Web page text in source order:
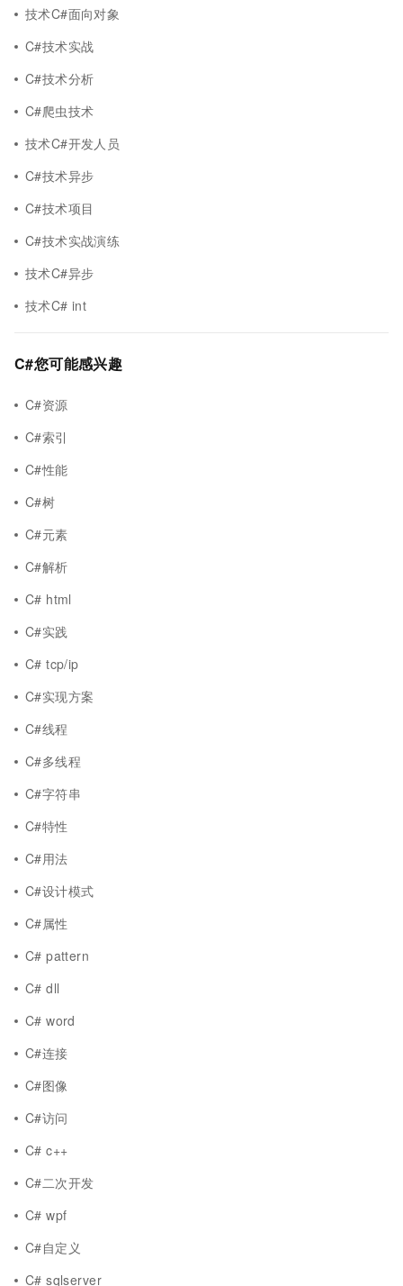
技术C#面向对象
C#技术实战
C#技术分析
C#爬虫技术
技术C#开发人员
C#技术异步
C#技术项目
C#技术实战演练
技术C#异步
技术C# int
C#您可能感兴趣
C#资源
C#索引
C#性能
C#树
C#元素
C#解析
C# html
C#实践
C# tcp/ip
C#实现方案
C#线程
C#多线程
C#字符串
C#特性
C#用法
C#设计模式
C#属性
C# pattern
C# dll
C# word
C#连接
C#图像
C#访问
C# c++
C#二次开发
C# wpf
C#自定义
C# sqlserver